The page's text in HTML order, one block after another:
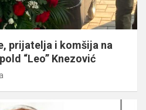
prijatelja i komšija na
“Leo” Knezović